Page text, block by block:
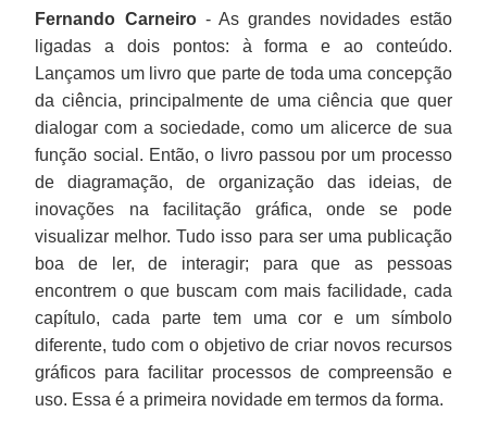
Fernando Carneiro- As grandes novidades estão
ligadas a dois pontos: à forma e ao conteúdo.
Lançamos um livro que parte de toda uma concepção
da ciência, principalmente de uma ciência que quer
dialogar com a sociedade, como um alicerce de sua
função social. Então, o livro passou por um processo
de diagramação, de organização das ideias, de
inovações na facilitação gráfica, onde se pode
visualizar melhor. Tudo isso para ser uma publicação
boa de ler, de interagir; para que as pessoas
encontrem o que buscam com mais facilidade, cada
capítulo, cada parte tem uma cor e um símbolo
diferente, tudo com o objetivo de criar novos recursos
gráficos para facilitar processos de compreensão e
uso. Essa é a primeira novidade em termos da forma.